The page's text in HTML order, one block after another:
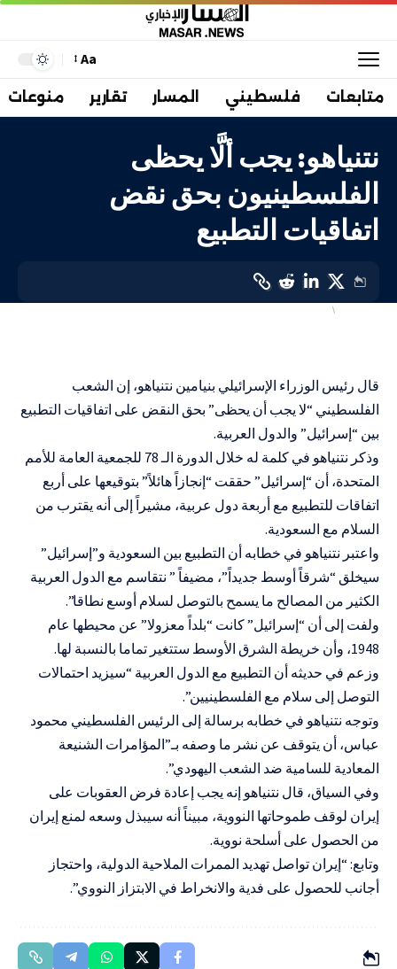
Aa
متابعات فلسطيني المسار تقارير منوعات
نتنياهو: يجب ألَّا يحظى
الفلسطينيون بحق نقض
اتفاقيات التطبيع
أهم الاخبارإسرائيليات
قال رئيس الوزراء الإسرائيلي بنيامين نتنياهو، إن الشعب
الفلسطيني “لا يجب أن يحظى” بحق النقض على اتفاقيات التطبيع
بين “إسرائيل” والدول العربية.
وذكر نتنياهو في كلمة له خلال الدورة الـ 78 للجمعية العامة للأمم
المتحدة، أن “إسرائيل” حققت “إنجازاً هائلاً” بتوقيعها على أربع
اتفاقات للتطبيع مع أربعة دول عربية، مشيراً إلى أنه يقترب من
السلام مع السعودية.
واعتبر نتنياهو في خطابه أن التطبيع بين السعودية و”إسرائيل”
سيخلق “شرقاً أوسط جديداً”، مضيفاً ” نتقاسم مع الدول العربية
الكثير من المصالح ما يسمح بالتوصل لسلام أوسع نطاقا”.
ولفت إلى أن “إسرائيل” كانت “بلداً معزولا” عن محيطها عام
1948، وأن خريطة الشرق الأوسط ستتغير تماما بالنسبة لها.
وزعم في حديثه أن التطبيع مع الدول العربية “سيزيد احتمالات
التوصل إلى سلام مع الفلسطينيين”.
وتوجه نتنياهو في خطابه برسالة إلى الرئيس الفلسطيني محمود
عباس، أن يتوقف عن نشر ما وصفه بـ”المؤامرات الشنيعة
المعادية للسامية ضد الشعب اليهودي”.
وفي السياق، قال نتنياهو إنه يجب إعادة فرض العقوبات على
إيران لوقف طموحاتها النووية، مبيناً أنه سيبذل وسعه لمنع إيران
من الحصول على أسلحة نووية.
وتابع: “إيران تواصل تهديد الممرات الملاحية الدولية، واحتجاز
أجانب للحصول على فدية والانخراط في الابتزاز النووي”.